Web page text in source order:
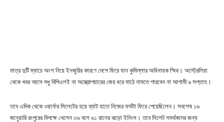
মাত্র দুটি ম্যাচে অংশ নিয়ে ইনজুরির কারণে দেশে ফিরে যান কুমিল্লার অধিনায়ক স্মিথ। অস্ট্রেলিয়া
থেকে খবর আসে শুধু বিপিএলই না অস্ত্রোপচারের জের ধরে মাঠে নামতে পারবেন না আগামী ৬ সপ্তাহ।
তবে এদিক থেকে ওয়ার্নার সিলেটের হয়ে ব্যাট হাতে নিজের ফর্মটা ফিরে পেয়েছিলেন। সবশেষ ১৬
জানুয়ারি রংপুরের বিপক্ষে খেলেন ৩৬ বলে ৬১ রানের ঝড়ো ইনিংস। তবে সিলেট সমর্থকদের জন্য